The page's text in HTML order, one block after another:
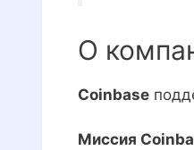
О
Coinbase
Миссия